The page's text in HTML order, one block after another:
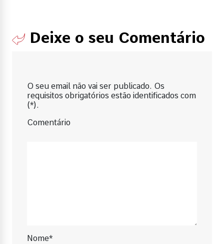
Deixe o seu Comentário
O seu email não vai ser publicado. Os
requisitos obrigatórios estão identificados com
(*).
Comentário
Nome*